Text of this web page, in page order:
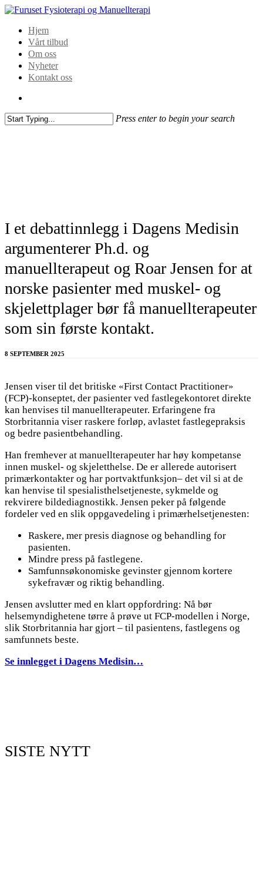
Hjem
Vårt tilbud
Om oss
Nyheter
Kontakt oss
Press enter to begin your search
I et debattinnlegg i Dagens Medisin
argumenterer Ph.d. og
manuellterapeut og Roar Jensen for at
norske pasienter med muskel- og
skjelettplager bør få manuellterapeuter
som sin første kontakt.
8 SEPTEMBER 2025
Jensen viser til det britiske «First Contact Practitioner»
(FCP)-konseptet, der pasienter ved fastlegekontoret direkte
kan henvises til manuellterapeuter. Erfaringene fra
Storbritannia viser raskere forløp, avlastet fastlegepraksis
og bedre pasientbehandling.
Han fremhever at manuellterapeuter har høy kompetanse
innen muskel- og skjeletthelse. De er allerede autorisert
primærkontakter og har portvaktfunksjon– det vil si at de
kan henvise til spesialisthelsetjeneste, sykmelde og
rekvirere bildediagnostikk. Jensen peker på følgende
fordeler ved en slik oppgavedeling i primærhelsetjenesten:
Raskere, mer presis diagnose og behandling for
pasienten.
Mindre press på fastlegene.
Samfunnsøkonomiske gevinster gjennom kortere
sykefravær og riktig behandling.
Jensen avslutter med en klart oppfordring: Nå bør
helsemyndighetene tørre å prøve ut FCP-modellen i Norge,
slik Storbritannia har gjort – til pasientens, fastlegens og
samfunnets beste.
Se innlegget i Dagens Medisin…
SISTE NYTT